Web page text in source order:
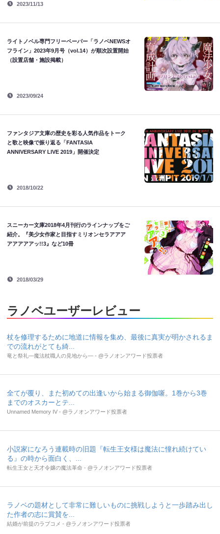
2023/11/13
ライトノベル専門フリーペーパー「ラノベNEWSオ
フライン」2023年9月号（vol.14）が順次設置開始
（設置店舗・施設掲載）
2023/09/24
ファンタジア文庫の歴史を彩る人気作品をトーク
と歌と映像で振り返る「FANTASIA
ANNIVERSARY LIVE 2019」開催決定
2018/10/22
スニーカー文庫2018年4月刊行のラインナップをご
紹介。『美少女作家と目指すミリオンセラアアア
アアアアアッ!!3』など10冊
2018/03/29
ラノベユーザーレビュー
杖を修理するために地道に情報を集め、最後に真実が明かされるま
での流れがとても綺...
竜と祭礼―魔法杖職人の見地から― - @ラノオンアワード投票者
全てが覆り、また初めての出逢いから始まる御伽噺。1巻から3巻
までのオスカーとテ...
Unnamed Memory IV - @ラノオンアワード投票者
小説家になろう連載時の旧題『転生王女様は魔法に憧れ続けてい
る』の時から面白く、...
転生王女と天才令嬢の魔法革命 - @ラノオンアワード投票者
ラノベの題材として非常に難しいものに挑戦しようと一歩踏み出し
た作者の志に賞賛を...
結婚が前提のラブコメ - @ラノオンアワード投票者